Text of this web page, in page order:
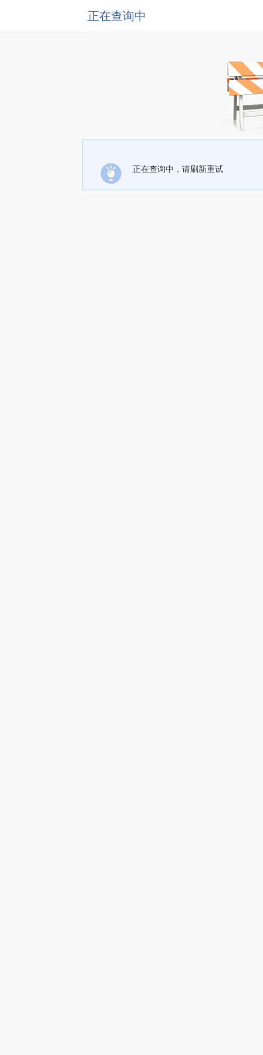
正在查询中
正在查询中，请刷新重试